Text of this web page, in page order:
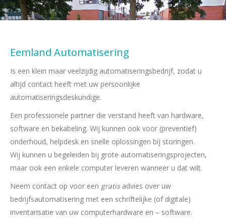
Eemland Automatisering
Is een klein maar veelzijdig automatiseringsbedrijf, zodat u
altijd contact heeft met uw persoonlijke
automatiseringsdeskundige.
Een professionele partner die verstand heeft van hardware,
software en bekabeling. Wij kunnen ook voor (preventief)
onderhoud, helpdesk en snelle oplossingen bij storingen.
Wij kunnen u begeleiden bij grote automatiseringsprojecten,
maar ook een enkele computer leveren wanneer u dat wilt.
Neem contact op voor een gratisadvies over uw
bedrijfsautomatisering met een schriftelijke (of digitale)
inventarisatie van uw computerhardware en – software.